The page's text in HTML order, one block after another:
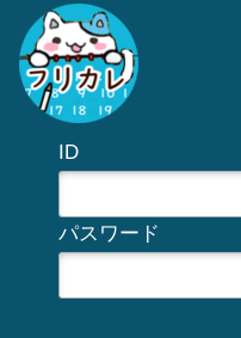
ID
パスワード